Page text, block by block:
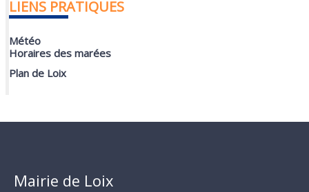
LIENS PRATIQUES
Météo
Horaires des marées
Plan de Loix
Mairie de Loix